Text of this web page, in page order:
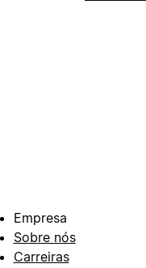
Empresa
Sobre nós
Carreiras